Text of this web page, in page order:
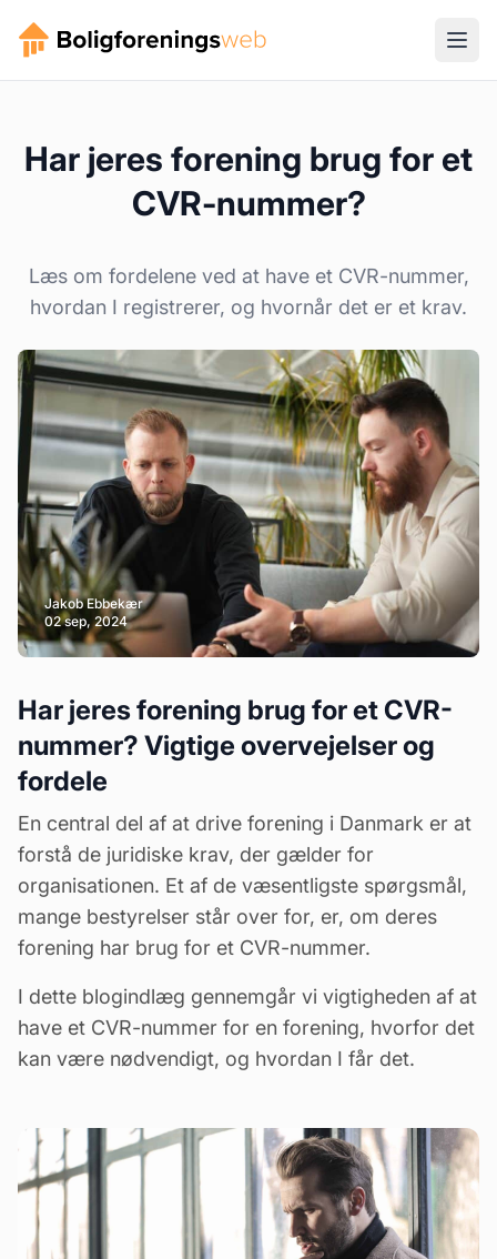
Har jeres forening brug for et
CVR-nummer?
Læs om fordelene ved at have et CVR-nummer,
hvordan I registrerer, og hvornår det er et krav.
Jakob Ebbekær
02 sep, 2024
Har jeres forening brug for et CVR-
nummer? Vigtige overvejelser og
fordele
En central del af at drive forening i Danmark er at
forstå de juridiske krav, der gælder for
organisationen. Et af de væsentligste spørgsmål,
mange bestyrelser står over for, er, om deres
forening har brug for et CVR-nummer.
I dette blogindlæg gennemgår vi vigtigheden af at
have et CVR-nummer for en forening, hvorfor det
kan være nødvendigt, og hvordan I får det.